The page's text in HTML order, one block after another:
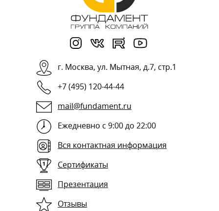
г. Москва, ул. Мытная, д.7, стр.1
+7 (495) 120-44-44
mail@fundament.ru
Ежедневно с 9:00 до 22:00
Вся контактная информация
Сертификаты
Презентация
Отзывы